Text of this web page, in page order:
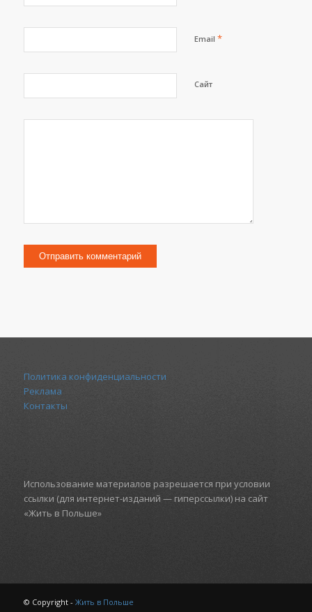
Email *
Сайт
Политика конфиденциальности
Реклама
Контакты
Использование материалов разрешается при условии
ссылки (для интернет-изданий — гиперссылки) на сайт
«Жить в Польше»
© Copyright - Жить в Польше